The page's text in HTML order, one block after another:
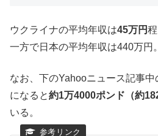
ウクライナの平均年収は45万円程
一方で日本の平均年収は440万円。
なお、下のYahooニュース記事
になると約1万4000ポンド（約
いる。